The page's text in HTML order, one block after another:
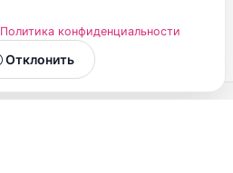
Политика конфиденциальности
Отклонить